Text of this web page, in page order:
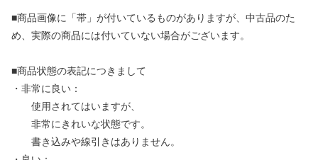
■商品画像に「帯」が付いているものがありますが、中古品のた
め、実際の商品には付いていない場合がございます。
■商品状態の表記につきまして
・非常に良い：
使用されてはいますが、
非常にきれいな状態です。
書き込みや線引きはありません。